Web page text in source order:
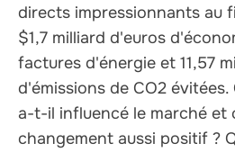
directs impressionnants au
$1,7 milliard d'euros
factures d'énergie et 11,57
d'émissions de CO2 évitées.
a-t-il influencé le marché et
changement aussi positif ?